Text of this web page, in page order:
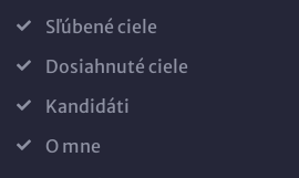
Sľúbené ciele
Dosiahnuté ciele
Kandidáti
O mne